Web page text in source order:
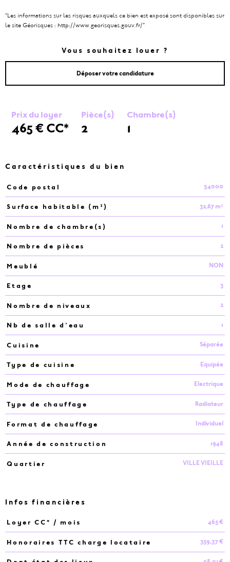
“Les informations sur les risques auxquels ce bien est exposé sont disponibles sur
le site Géorisques : http://www.georisques.gouv.fr/”
Vous souhaitez louer ?
Déposer votre candidature
Prix du loyer
465 € CC*
Pièce(s)
2
Chambre(s)
1
Caractéristiques du bien
Caractéristiques Valeurs
Code postal 54000
Surface habitable (m²) 32,67 m²
Nombre de chambre(s) 1
Nombre de pièces 2
Meublé NON
Etage 3
Nombre de niveaux 2
Nb de salle d'eau 1
Cuisine Séparée
Type de cuisine Equipée
Mode de chauffage Electrique
Type de chauffage Radiateur
Format de chauffage Individuel
Année de construction 1948
Quartier VILLE VIEILLE
Infos financières
Caractéristiques Valeurs
Loyer CC* / mois 465 €
Honoraires TTC charge locataire 359,37 €